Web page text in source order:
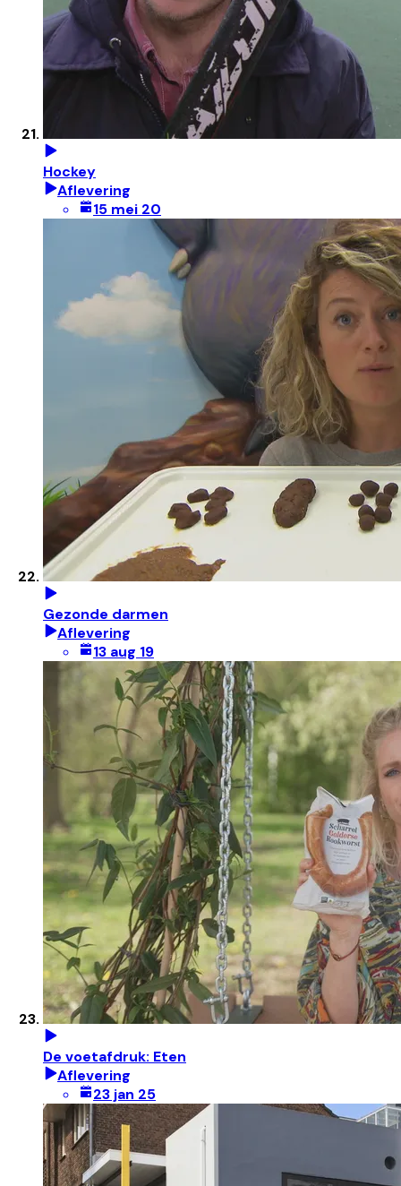
Hockey
Aflevering
15 mei 20
Gezonde darmen
Aflevering
13 aug 19
De voetafdruk: Eten
Aflevering
23 jan 25